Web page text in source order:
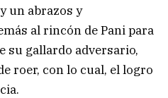
un abrazos y
al rincón de Pani para
su gallardo adversario,
roer, con lo cual, el logro